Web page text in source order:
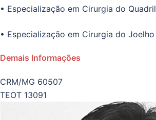
• Especialização em Cirurgia do Quadril
• Especialização em Cirurgia do Joelho
Demais Informações
CRM/MG 60507
TEOT 13091